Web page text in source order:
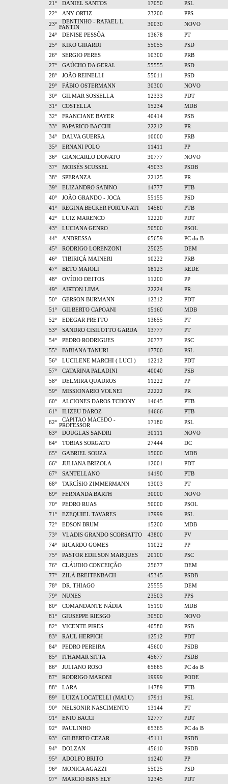
21º
DANIEL SANTOS 17050
PSL
22º
ANY ORTIZ 23200
PPS
23º
DENTINHO - RAFAEL L.
FANTIN
30030
NOVO
24º
DENISE PESSÔA 13678
PT
25º
KIKO GIRARDI 55055
PSD
26º
SERGIO PERES 10300
PRB
27º
GAÚCHO DA GERAL 55555
PSD
28º
JOÃO REINELLI 55011
PSD
29º
FÁBIO OSTERMANN 30300
NOVO
30º
GILMAR SOSSELLA 12333
PDT
31º
COSTELLA 15234
MDB
32º
FRANCIANE BAYER 40414
PSB
33º
PAPARICO BACCHI 22212
PR
34º
DALVA GUERRA 10000
PRB
35º
ERNANI POLO 11411
PP
36º
GIANCARLO DONATO 30777
NOVO
37º
MOISÉS SCUSSEL 45033
PSDB
38º
SPERANZA 22125
PR
39º
ELIZANDRO SABINO 14777
PTB
40º
JOÃO GRANDO - JOCA 55155
PSD
41º
REGINA BECKER FORTUNATI 14580
PTB
42º
LUIZ MARENCO 12220
PDT
43º
LUCIANA GENRO 50500
PSOL
44º
ANDRESSA 65659
PC do B
45º
RODRIGO LORENZONI 25025
DEM
46º
TIBIRIÇÁ MAINERI 10222
PRB
47º
BETO MAIOLI 18123
REDE
48º
OVÍDIO DEITOS 11200
PP
49º
AIRTON LIMA 22224
PR
50º
GERSON BURMANN 12312
PDT
51º
GILBERTO CAPOANI 15160
MDB
52º
EDEGAR PRETTO 13655
PT
53º
SANDRO CISILOTTO GARDA 13777
PT
54º
PEDRO RODRIGUES 20777
PSC
55º
FABIANA TANURI 17700
PSL
56º
LUCILENE MARCHI ( LUCI ) 12212
PDT
57º
CATARINA PALADINI 40040
PSB
58º
DELMIRA QUADROS 11222
PP
59º
MISSIONARIO VOLNEI 22222
PR
60º
ALCIONES DAROS TCHONY 14645
PTB
61º
ILIZEU DAROZ 14666
PTB
62º
CAPITAO MACEDO -
PROFESSOR
17180
PSL
63º
DOUGLAS SANDRI 30111
NOVO
64º
TOBIAS SORGATO 27444
DC
65º
GABRIEL SOUZA 15000
MDB
66º
JULIANA BRIZOLA 12001
PDT
67º
SANTELLANO 14190
PTB
68º
TARCÍSIO ZIMMERMANN 13003
PT
69º
FERNANDA BARTH 30000
NOVO
70º
PEDRO RUAS 50000
PSOL
71º
EZEQUIEL TAVARES 17999
PSL
72º
EDSON BRUM 15200
MDB
73º
VLADIS GRANDO SCORSATTO 43800
PV
74º
RICARDO GOMES 11022
PP
75º
PASTOR EDILSON MARQUES 20100
PSC
76º
CLÁUDIO CONCEIÇÃO 25677
DEM
77º
ZILÁ BREITENBACH 45345
PSDB
78º
DR. THIAGO 25555
DEM
79º
NUNES 23503
PPS
80º
COMANDANTE NÁDIA 15190
MDB
81º
GIUSEPPE RIESGO 30500
NOVO
82º
VICENTE PIRES 40580
PSB
83º
RAUL HERPICH 12512
PDT
84º
PEDRO PEREIRA 45600
PSDB
85º
ITHAMAR SITTA 45677
PSDB
86º
JULIANO ROSO 65665
PC do B
87º
RODRIGO MARONI 19999
PODE
88º
LARA 14789
PTB
89º
LUIZA LOCATELLI (MALU) 17911
PSL
90º
NELSONIR NASCIMENTO 13144
PT
91º
ENIO BACCI 12777
PDT
92º
PAULINHO 65365
PC do B
93º
GILBERTO CEZAR 45111
PSDB
94º
DOLZAN 45610
PSDB
95º
ADOLFO BRITO 11240
PP
96º
MONICA AGAZZI 55025
PSD
97º
MARCIO BINS ELY 12345 PDT